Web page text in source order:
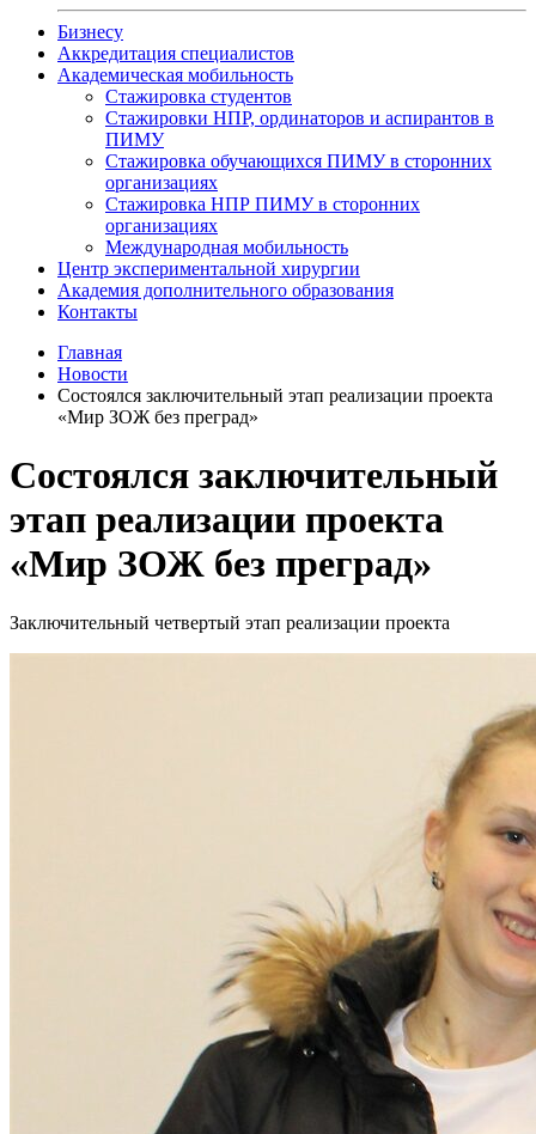
Бизнесу
Аккредитация специалистов
Академическая мобильность
Стажировка студентов
Стажировки НПР, ординаторов и аспирантов в
ПИМУ
Стажировка обучающихся ПИМУ в сторонних
организациях
Стажировка НПР ПИМУ в сторонних
организациях
Международная мобильность
Центр экспериментальной хирургии
Академия дополнительного образования
Контакты
Главная
Новости
Состоялся заключительный этап реализации проекта
«Мир ЗОЖ без преград»
Состоялся заключительный
этап реализации проекта
«Мир ЗОЖ без преград»
Заключительный четвертый этап реализации проекта